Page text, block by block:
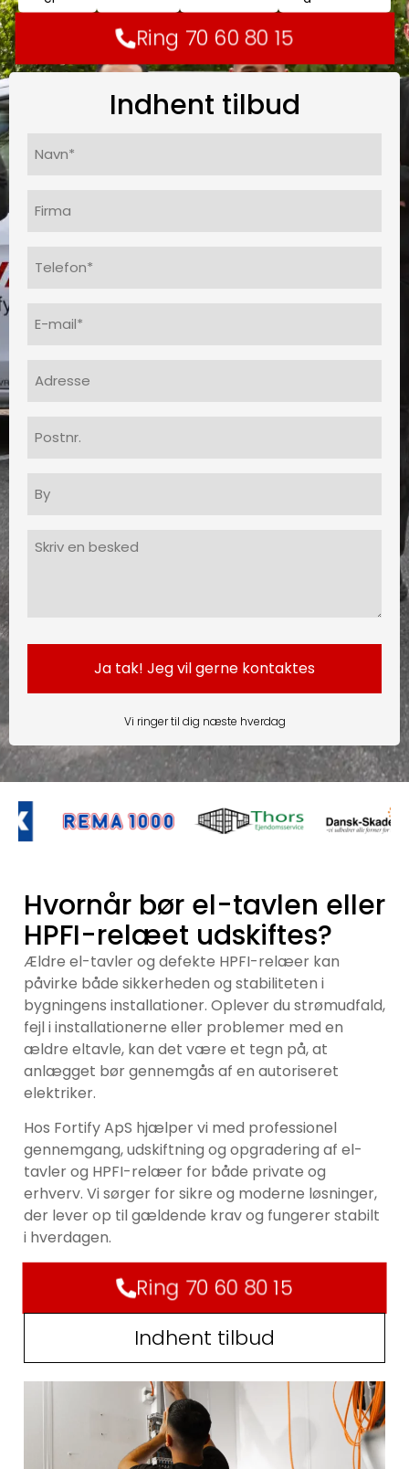
Ring 70 60 80 15
Indhent tilbud
(Påkrævet)
(Påkrævet)
mail
(Påkrævet)
Vi ringer til dig næste hverdag
Hvornår bør el-tavlen eller
HPFI-relæet udskiftes?
Ældre el-tavler og defekte HPFI-relæer kan
påvirke både sikkerheden og stabiliteten i
bygningens installationer. Oplever du strømudfald,
fejl i installationerne eller problemer med en
ældre eltavle, kan det være et tegn på, at
anlægget bør gennemgås af en autoriseret
elektriker.
Hos Fortify ApS hjælper vi med professionel
gennemgang, udskiftning og opgradering af el-
tavler og HPFI-relæer for både private og
erhverv. Vi sørger for sikre og moderne løsninger,
der lever op til gældende krav og fungerer stabilt
i hverdagen.
Ring 70 60 80 15
Indhent tilbud